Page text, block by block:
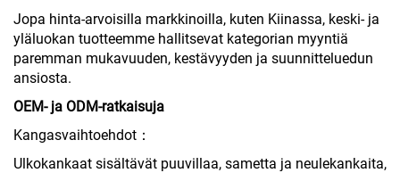
Jopa hinta-arvoisilla markkinoilla, kuten Kiinassa, keski- ja
yläluokan tuotteemme hallitsevat kategorian myyntiä
paremman mukavuuden, kestävyyden ja suunnitteluedun
ansiosta.
OEM- ja ODM-ratkaisuja
Kangasvaihtoehdot：
Ulkokankaat sisältävät puuvillaa, sametta ja neulekankaita,